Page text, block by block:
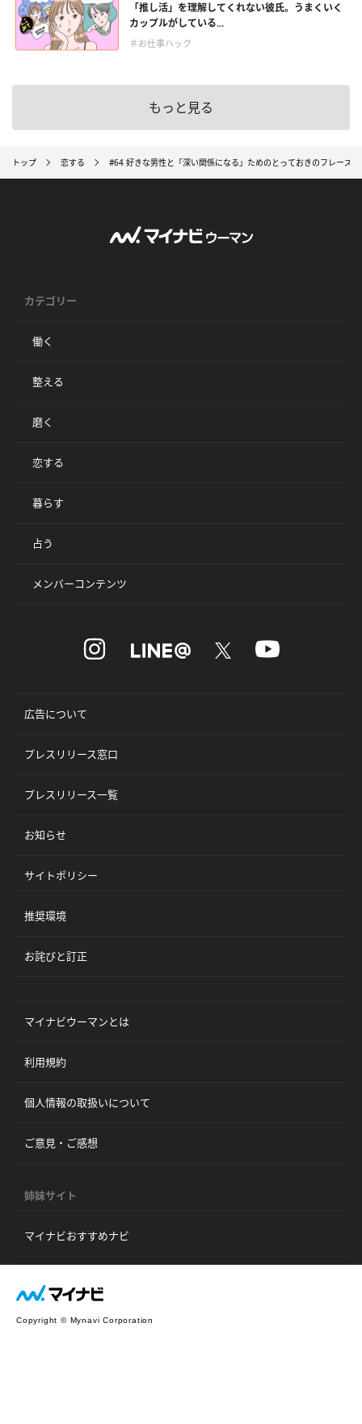
「推し活」を理解してくれない彼氏。うまくいく
カップルがしている...
＃お仕事ハック
もっと見る
トップ 恋する #64 好きな男性と「深い関係になる」ためのとっておきのフレーズ
カテゴリー
働く
整える
磨く
恋する
暮らす
占う
メンバーコンテンツ
広告について
プレスリリース窓口
プレスリリース一覧
お知らせ
サイトポリシー
推奨環境
お詫びと訂正
マイナビウーマンとは
利用規約
個人情報の取扱いについて
ご意見・ご感想
姉妹サイト
マイナビおすすめナビ
Copyright © Mynavi Corporation